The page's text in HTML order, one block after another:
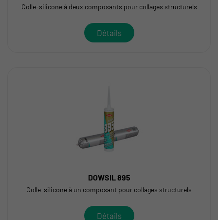
Colle-silicone à deux composants pour collages structurels
Détails
DOWSIL 895
Colle-silicone à un composant pour collages structurels
Détails